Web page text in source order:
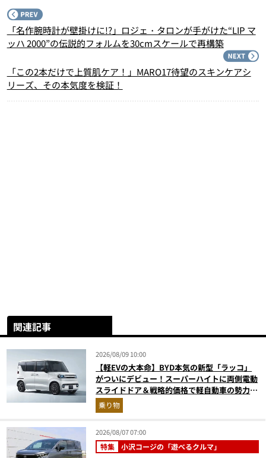
「名作腕時計が壁掛けに!?」ロジェ・タロンが手がけた“LIP マ
ッハ 2000”の伝説的フォルムを30cmスケールで再構築
「この2本だけで上質肌ケア！」MARO17待望のスキンケアシ
リーズ、その本気度を検証！
関連記事
2026/08/09 10:00
【軽EVの大本命】BYD本気の新型「ラッコ」
がついにデビュー！スーパーハイトに両側電動
スライドドア＆戦略的価格で軽自動車の勢力図
はどうなる？
乗り物
2026/08/07 07:00
特集 小沢コージの「遊べるクルマ」